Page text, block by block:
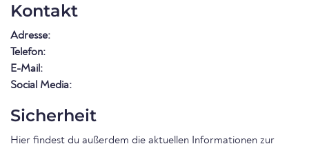
Kontakt
Adresse:
Telefon:
E-Mail:
Social Media:
Sicherheit
Hier findest du außerdem die aktuellen Informationen zur